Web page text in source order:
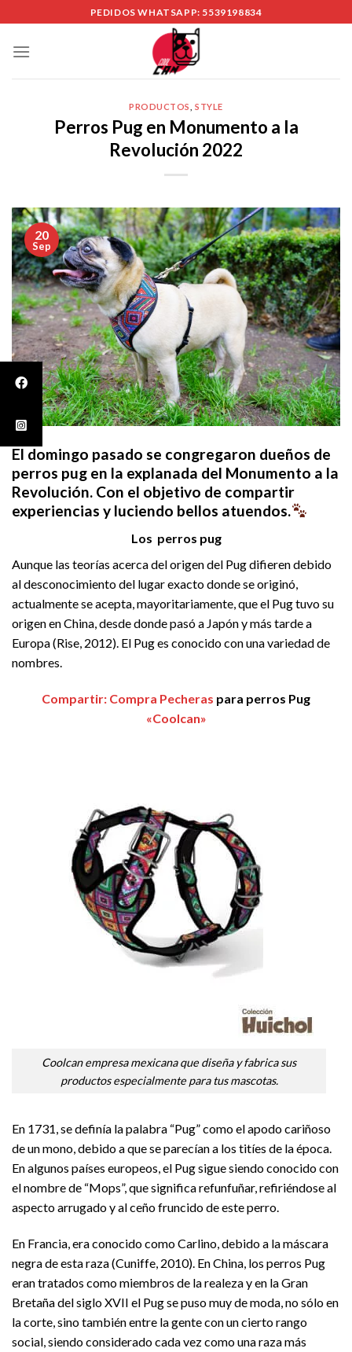
to
content
PEDIDOS WHATSAPP: 5539198834
PRODUCTOS ,STYLE
Perros Pug en Monumento a la
Revolución 2022
20
Sep
El domingo pasado se congregaron dueños de
perros pug en la explanada del Monumento a la
Revolución. Con el objetivo de compartir
experiencias y luciendo bellos atuendos.
Los perros pug
Aunque las teorías acerca del origen del Pug difieren debido
al desconocimiento del lugar exacto donde se originó,
actualmente se acepta, mayoritariamente, que el Pug tuvo su
origen en China, desde donde pasó a Japón y más tarde a
Europa (Rise, 2012). El Pug es conocido con una variedad de
nombres.
Compartir: Compra Pecheras para perros Pug
«Coolcan»
Coolcan empresa mexicana que diseña y fabrica sus
productos especialmente para tus mascotas.
En 1731, se definía la palabra “Pug” como el apodo cariñoso
de un mono, debido a que se parecían a los titíes de la época.
En algunos países europeos, el Pug sigue siendo conocido con
el nombre de “Mops”, que significa refunfuñar, refiriéndose al
aspecto arrugado y al ceño fruncido de este perro.
En Francia, era conocido como Carlino, debido a la máscara
negra de esta raza (Cuniffe, 2010). En China, los perros Pug
eran tratados como miembros de la realeza y en la Gran
Bretaña del siglo XVII el Pug se puso muy de moda, no sólo en
la corte, sino también entre la gente con un cierto rango
social, siendo considerado cada vez como una raza más